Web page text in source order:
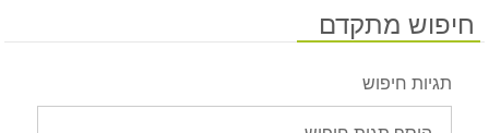
חיפוש מתקדם
תגיות חיפוש